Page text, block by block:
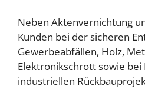
Neben Aktenvernichtung
Kunden bei der sicheren
Gewerbeabfällen, Holz,
Elektronikschrott sowie
industriellen